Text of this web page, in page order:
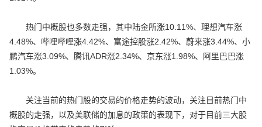
热门中概股也多数走强，其中陆金所涨10.11%、理想汽车涨
4.48%、哔哩哔哩涨4.42%、富途控股涨2.42%、蔚来涨3.44%、小
鹏汽车涨3.09%、腾讯ADR涨2.34%、京东涨1.98%、阿里巴巴涨
1.03%。
关注当前的热门股的交易的价格走势的波动，关注目前热门中
概股的走强，以及美联储的加息的政策的表现下，对于目前三大股